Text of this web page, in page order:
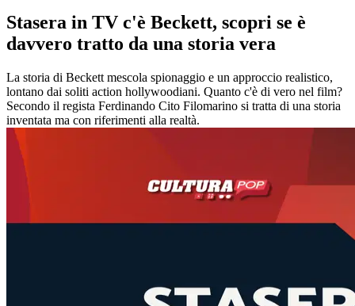
Stasera in TV c'è Beckett, scopri se è
davvero tratto da una storia vera
La storia di Beckett mescola spionaggio e un approccio realistico,
lontano dai soliti action hollywoodiani. Quanto c'è di vero nel film?
Secondo il regista Ferdinando Cito Filomarino si tratta di una storia
inventata ma con riferimenti alla realtà.